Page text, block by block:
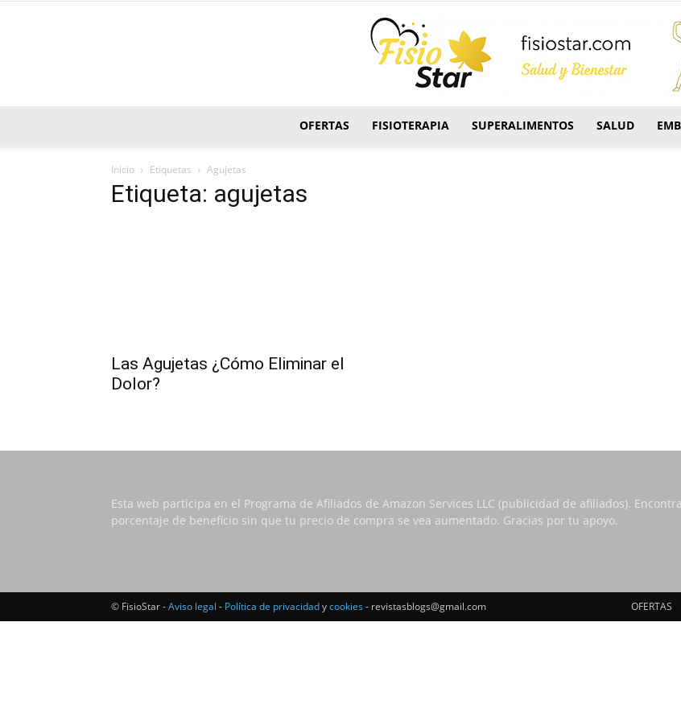
OFERTAS FISIOTERAPIA SUPERALIMENTOS SALUD
Inicio Etiquetas Agujetas
Etiqueta: agujetas
Las Agujetas ¿Cómo Eliminar el
Dolor?
Esta web participa en el Programa de Afiliados de Amazon Services LLC (publicidad de afiliados).
porcentaje de beneficio sin que tu precio de compra se vea aumentado. Gracias por tu apoyo.
OFERTAS
© FisioStar -Aviso legal - Política de privacidadycookies - revistasblogs@gmail.com